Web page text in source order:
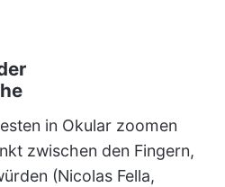
in Okular zoomen
zwischen den Fingern,
(Nicolas Fella,